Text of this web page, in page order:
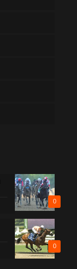
0
0